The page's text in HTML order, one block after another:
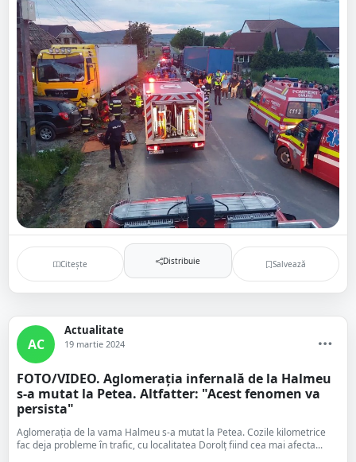
Citește Distribuie Salvează
AC
Actualitate
19 martie 2024
FOTO/VIDEO. Aglomerația infernală de la Halmeu
s-a mutat la Petea. Altfatter: "Acest fenomen va
persista"
Aglomerația de la vama Halmeu s-a mutat la Petea. Cozile kilometrice
fac deja probleme în trafic, cu localitatea Dorolț fiind cea mai afecta...